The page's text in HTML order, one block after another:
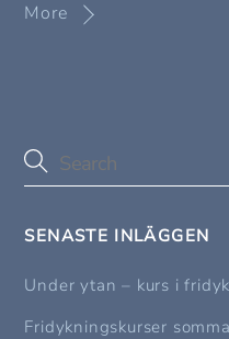
More
SENASTE INLÄGGEN
Under ytan – kurs i
Fridykningskurser